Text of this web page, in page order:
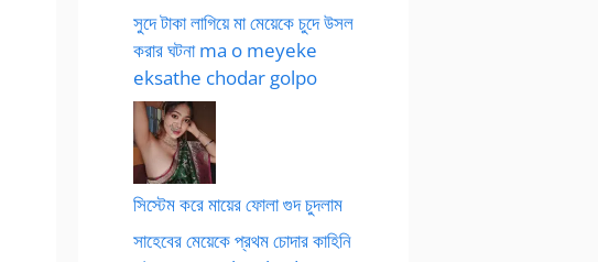
সুদে টাকা লাগিয়ে মা মেয়েকে চুদে উসল
করার ঘটনা ma o meyeke
eksathe chodar golpo
সিস্টেম করে মায়ের ফোলা গুদ চুদলাম
সাহেবের মেয়েকে প্রথম চোদার কাহিনি